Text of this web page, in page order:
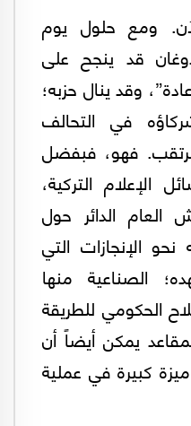
ومع حلول يوم
قد ينجح على
وقد ينال حزبه؛
في التحالف
فهو، فبفضل
الإعلام التركية،
العام الدائر حول
نحو الإنجازات التي
الصناعية منها
الحكومي للطريقة
يمكن أيضاً أن
ميزة كبيرة في عملية